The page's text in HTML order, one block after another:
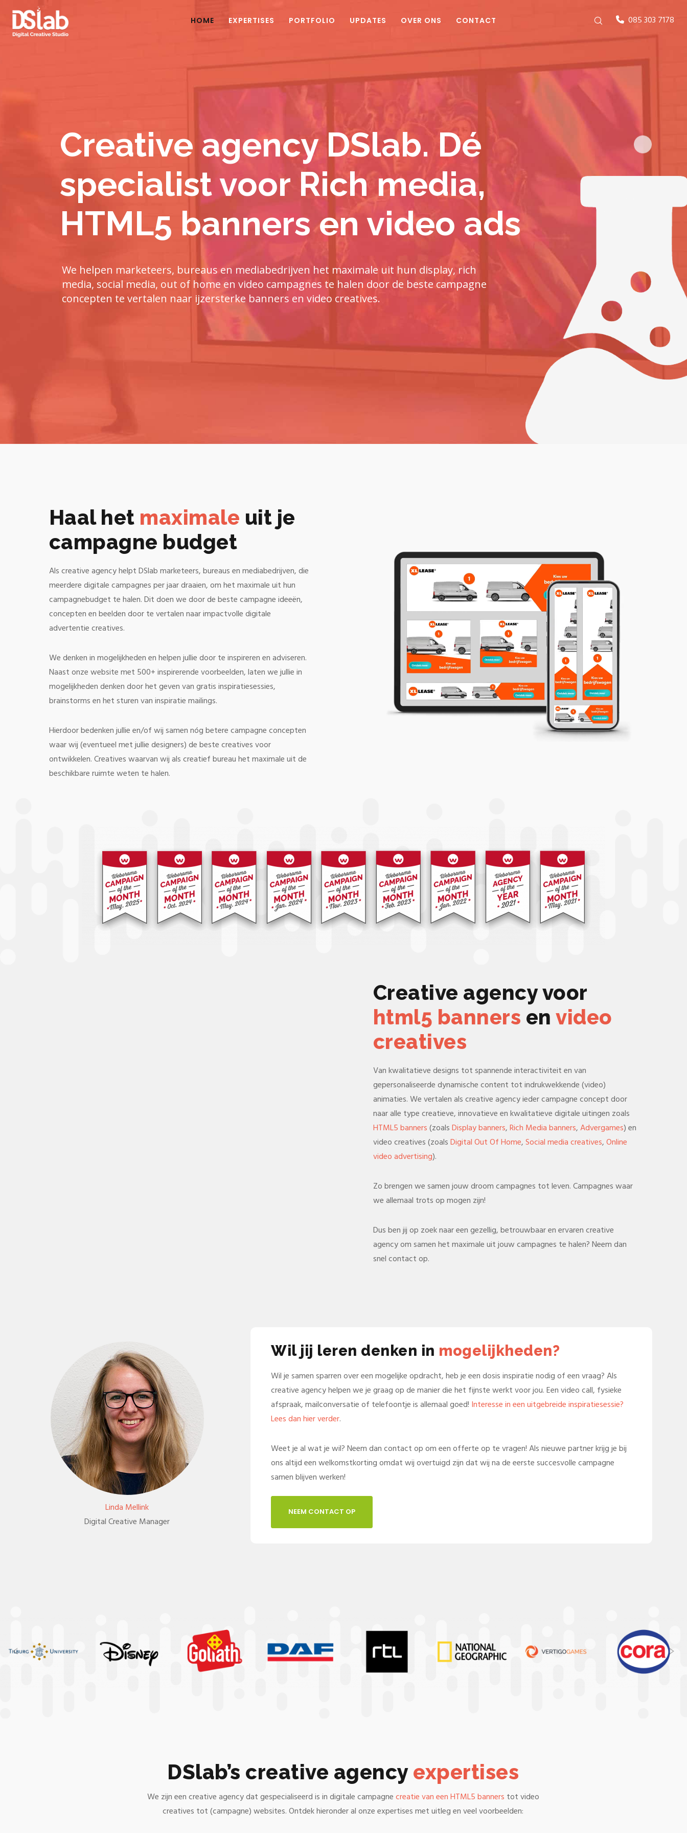
085 303 7178
HOME EXPERTISES PORTFOLIO UPDATES OVER ONS CONTACT
Creative agency DSlab. Dé
specialist voor Rich media,
HTML5 banners en video ads
We helpen marketeers, bureaus en mediabedrijven het maximale uit hun display, rich
media, social media, out of home en video campagnes te halen door de beste campagne
concepten te vertalen naar ijzersterke banners en video creatives.
Haal het maximale uit je
campagne budget
Als creative agency helpt DSlab marketeers, bureaus en mediabedrijven, die
meerdere digitale campagnes per jaar draaien, om het maximale uit hun
campagnebudget te halen. Dit doen we door de beste campagne ideeën,
concepten en beelden door te vertalen naar impactvolle digitale
advertentie creatives.
We denken in mogelijkheden en helpen jullie door te inspireren en adviseren.
Naast onze website met 500+ inspirerende voorbeelden, laten we jullie in
mogelijkheden denken door het geven van gratis inspiratiesessies,
brainstorms en het sturen van inspiratie mailings.
Hierdoor bedenken jullie en/of wij samen nóg betere campagne concepten
waar wij (eventueel met jullie designers) de beste creatives voor
ontwikkelen. Creatives waarvan wij als creatief bureau het maximale uit de
beschikbare ruimte weten te halen.
Creative agency voor
html5 banners envideo
creatives
Van kwalitatieve designs tot spannende interactiviteit en van
gepersonaliseerde dynamische content tot indrukwekkende (video)
animaties. We vertalen als creative agency ieder campagne concept door
naar alle type creatieve, innovatieve en kwalitatieve digitale uitingen zoals
HTML5 banners(zoalsDisplay banners,Rich Media banners,Advergames) en
video creatives (zoalsDigital Out Of Home,Social media creatives,Online
video advertising).
Zo brengen we samen jouw droom campagnes tot leven. Campagnes waar
we allemaal trots op mogen zijn!
Dus ben jij op zoek naar een gezellig, betrouwbaar en ervaren creative
agency om samen het maximale uit jouw campagnes te halen? Neem dan
snel contact op.
Linda Mellink
Digital Creative Manager
Wil jij leren denken in mogelijkheden?
Wil je samen sparren over een mogelijke opdracht, heb je een dosis inspiratie nodig of een vraag? Als
creative agency helpen we je graag op de manier die het fijnste werkt voor jou. Een video call, fysieke
afspraak, mailconversatie of telefoontje is allemaal goed! Interesse in een uitgebreide inspiratiesessie?
Lees dan hier verder.
Weet je al wat je wil? Neem dan contact op om een offerte op te vragen! Als nieuwe partner krijg je bij
ons altijd een welkomstkorting omdat wij overtuigd zijn dat wij na de eerste succesvolle campagne
samen blijven werken!
NEEM CONTACT OP
DSlab’s creative agency expertises
We zijn een creative agency dat gespecialiseerd is in digitale campagnecreatie van een HTML5 banners tot video
creatives tot (campagne) websites. Ontdek hieronder al onze expertises met uitleg en veel voorbeelden: